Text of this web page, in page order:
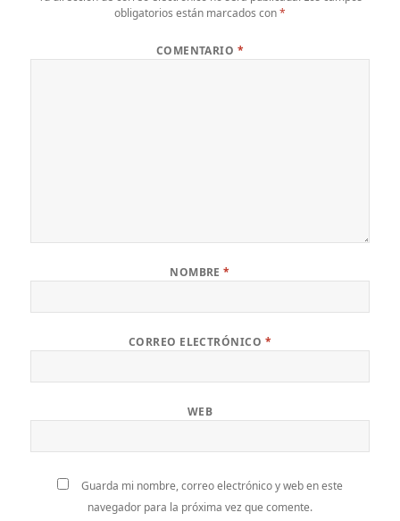
obligatorios están marcados con*
COMENTARIO *
NOMBRE*
CORREO ELECTRÓNICO *
WEB
Guarda mi nombre, correo electrónico y web en este
navegador para la próxima vez que comente.